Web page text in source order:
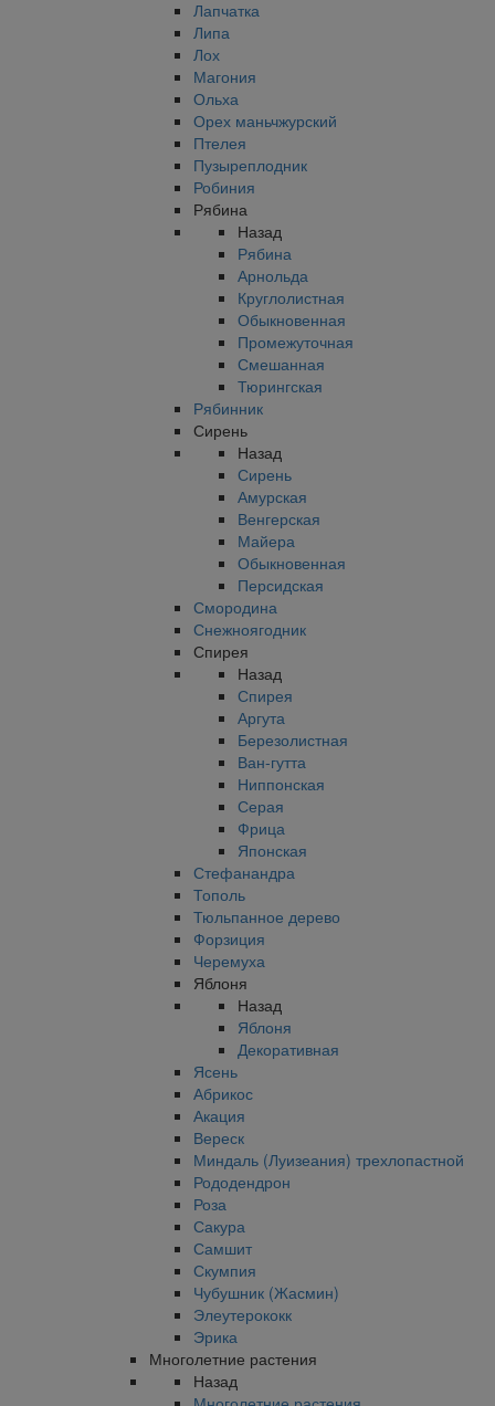
Лапчатка
Липа
Лох
Магония
Ольха
Орех маньчжурский
Птелея
Пузыреплодник
Робиния
Рябина
Назад
Рябина
Арнольда
Круглолистная
Обыкновенная
Промежуточная
Смешанная
Тюрингская
Рябинник
Сирень
Назад
Сирень
Амурская
Венгерская
Майера
Обыкновенная
Персидская
Смородина
Снежноягодник
Спирея
Назад
Спирея
Аргута
Березолистная
Ван-гутта
Ниппонская
Серая
Фрица
Японская
Стефанандра
Тополь
Тюльпанное дерево
Форзиция
Черемуха
Яблоня
Назад
Яблоня
Декоративная
Ясень
Абрикос
Акация
Вереск
Миндаль (Луизеания) трехлопастной
Рододендрон
Роза
Сакура
Самшит
Скумпия
Чубушник (Жасмин)
Элеутерококк
Эрика
Многолетние растения
Назад